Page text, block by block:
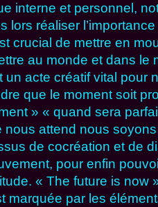
interne et personnel,
lors réaliser
crucial de mettre en
au monde et dans le
acte créatif vital pour
que le moment soit
» « quand sera
attend nous
de cocréation et de
pour enfin
« The future is now
marquée par les